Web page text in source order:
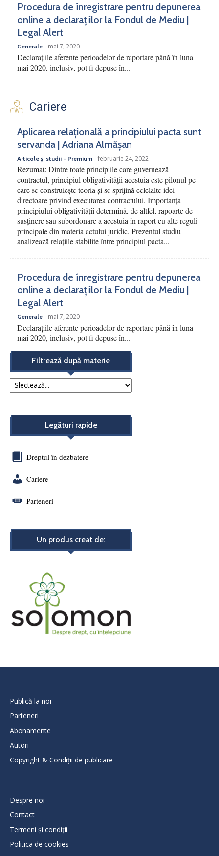
Procedura de înregistrare pentru depunerea
online a declarațiilor la Fondul de Mediu |
Legal Alert
Generale mai 7, 2020
Declarațiile aferente perioadelor de raportare până în luna
mai 2020, inclusiv, pot fi depuse în...
Cariere
Aplicarea relațională a principiului pacta sunt
servanda | Adriana Almășan
Articole și studii - Premium februarie 24, 2022
Rezumat: Dintre toate principiile care guvernează
contractul, principiul obligativității acestuia este pilonul pe
care se construiește teoria și se sprijină celelalte idei
directoare privind executarea contractului. Importanța
principiului obligativității determină, de altfel, rapoarte de
susținere sau subordonare a acestuia în raport cu alte reguli
principale din materia actului juridic. Prezentul studiu
analizează relațiile stabilite între principiul pacta...
Procedura de înregistrare pentru depunerea
online a declarațiilor la Fondul de Mediu |
Legal Alert
Generale mai 7, 2020
Declarațiile aferente perioadelor de raportare până în luna
mai 2020, inclusiv, pot fi depuse în...
Filtrează după materie
Legături rapide
Dreptul în dezbatere
Cariere
Parteneri
Un produs creat de:
Publică la noi
Parteneri
Abonamente
Autori
Copyright & Condiții de publicare
Despre noi
Contact
Termeni și condiții
Politica de cookies